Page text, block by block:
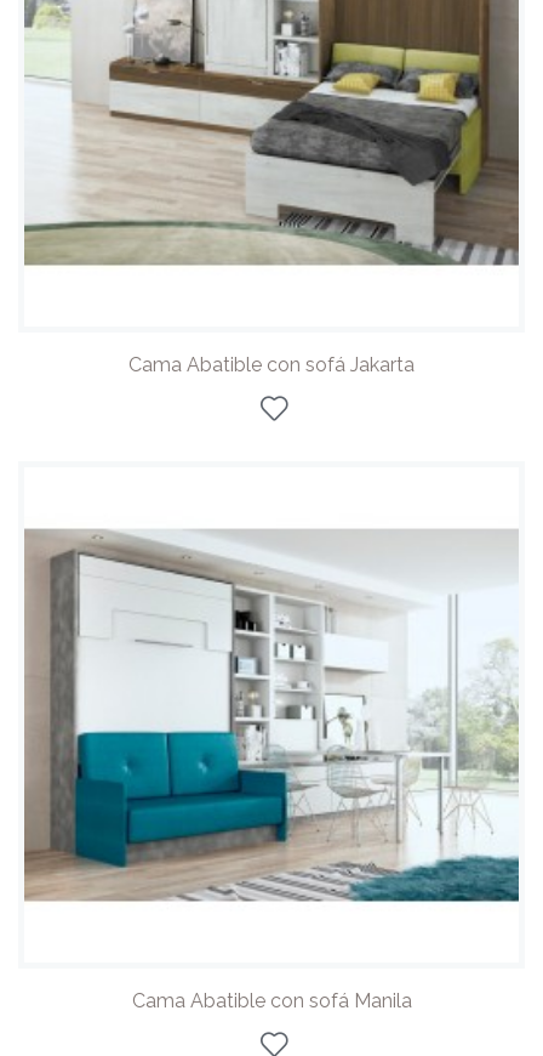
Cama Abatible con sofá Jakarta
Cama Abatible con sofá Manila